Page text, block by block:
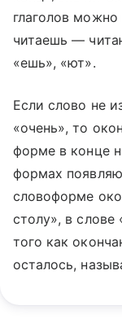
глаголов
читаешь —
«ешь», «ют».
Если слово не
«очень», то
форме в конце
формах
словоформе
столу», в слове
того как
осталось,